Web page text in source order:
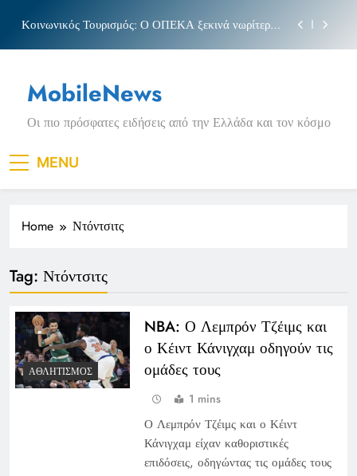
content
Κοινωνικός Τουρισμός: Ο ΟΠΕΚΑ ξεκινά νωρίτερα
Νέα Κρήτη: Σαρακήνικο και η φράση «Κρήτη
ΟΦΗ»
Πριγκιπάτο Στάδιο
Κοινωνικός Τουρισμός: Ο ΟΠΕΚΑ ξεκινά νωρίτερα
τις αιτήσεις
Μπέσσυ αργυράκη
Νέα Κρήτη: Σαρακήνικο και η φράση «Κρήτη
MobileNews
Οι πιο πρόσφατες ειδήσεις από την Ελλάδα και τον κόσμο
MENU
Home Ντόντσιτς
Tag: Ντόντσιτς
ΑΘΛΗΤΙΣΜΌΣ
NBA: Ο Λεμπρόν Τζέιμς και
ο Κέιντ Κάνιγχαμ οδηγούν τις
ομάδες τους
1 mins
Ο Λεμπρόν Τζέιμς και ο Κέιντ
Κάνιγχαμ είχαν καθοριστικές
επιδόσεις, οδηγώντας τις ομάδες τους